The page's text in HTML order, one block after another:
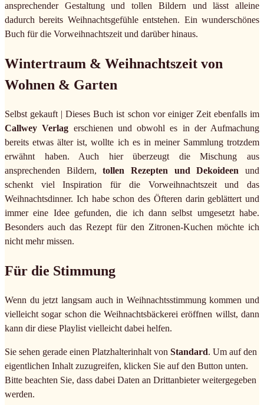
ansprechender Gestaltung und tollen Bildern und lässt alleine
dadurch bereits Weihnachtsgefühle entstehen. Ein wunderschönes
Buch für die Vorweihnachtszeit und darüber hinaus.
Wintertraum & Weihnachtszeit von
Wohnen & Garten
Selbst gekauft | Dieses Buch ist schon vor einiger Zeit ebenfalls im
Callwey Verlag erschienen und obwohl es in der Aufmachung
bereits etwas älter ist, wollte ich es in meiner Sammlung trotzdem
erwähnt haben. Auch hier überzeugt die Mischung aus
ansprechenden Bildern,tollen Rezepten und Dekoideen und
schenkt viel Inspiration für die Vorweihnachtszeit und das
Weihnachtsdinner. Ich habe schon des Öfteren darin geblättert und
immer eine Idee gefunden, die ich dann selbst umgesetzt habe.
Besonders auch das Rezept für den Zitronen-Kuchen möchte ich
nicht mehr missen.
Für die Stimmung
Wenn du jetzt langsam auch in Weihnachtsstimmung kommen und
vielleicht sogar schon die Weihnachtsbäckerei eröffnen willst, dann
kann dir diese Playlist vielleicht dabei helfen.
Sie sehen gerade einen Platzhalterinhalt von Standard. Um auf den
eigentlichen Inhalt zuzugreifen, klicken Sie auf den Button unten.
Bitte beachten Sie, dass dabei Daten an Drittanbieter weitergegeben
werden.